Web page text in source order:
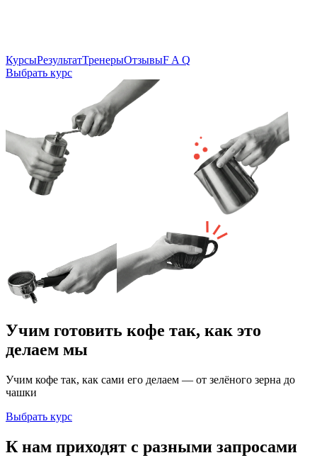
КурсыРезультатТренерыОтзывыF A Q
Выбрать курс
Учим готовить кофе так, как это
делаем мы
Учим кофе так, как сами его делаем — от зелёного зерна до
чашки
Выбрать курс
К нам приходят с разными запросами